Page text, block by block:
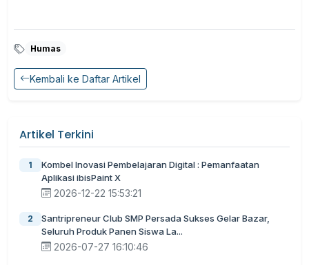
Humas
Kembali ke Daftar Artikel
Artikel Terkini
1
Kombel Inovasi Pembelajaran Digital : Pemanfaatan
Aplikasi ibisPaint X
2026-12-22 15:53:21
2
Santripreneur Club SMP Persada Sukses Gelar Bazar,
Seluruh Produk Panen Siswa La...
2026-07-27 16:10:46